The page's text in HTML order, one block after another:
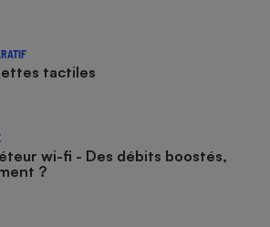
tactiles
wi-fi - Des débits boostés,
?